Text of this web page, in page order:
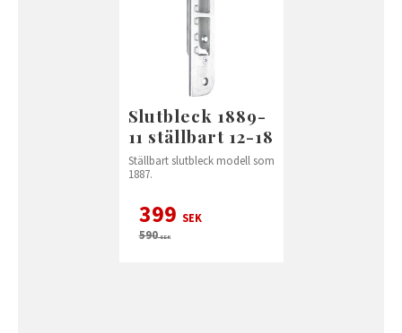
Slutbleck 1889-
11 ställbart 12-18
Ställbart slutbleck modell som
1887.
399 SEK
590SEK